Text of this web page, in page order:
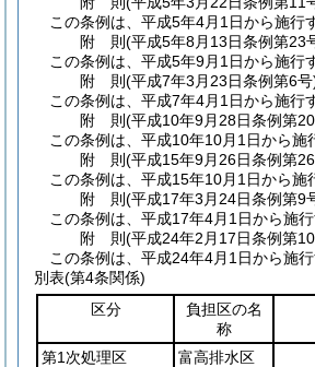
この条例は、平成5年4月1日から施行
附 則(平成5年8月13日条例第23
この条例は、平成5年9月1日から施行
附 則(平成7年3月23日条例第6号
この条例は、平成7年4月1日から施行
附 則(平成10年9月28日条例第
この条例は、平成10年10月1日から施
附 則(平成15年9月26日条例第
この条例は、平成15年10月1日から施
附 則(平成17年3月24日条例第9
この条例は、平成17年4月1日から施行
附 則(平成24年2月17日条例第
この条例は、平成24年4月1日から施行
別表(第4条関係)
区分
負担区の名
称
第1次処理区
富高排水区